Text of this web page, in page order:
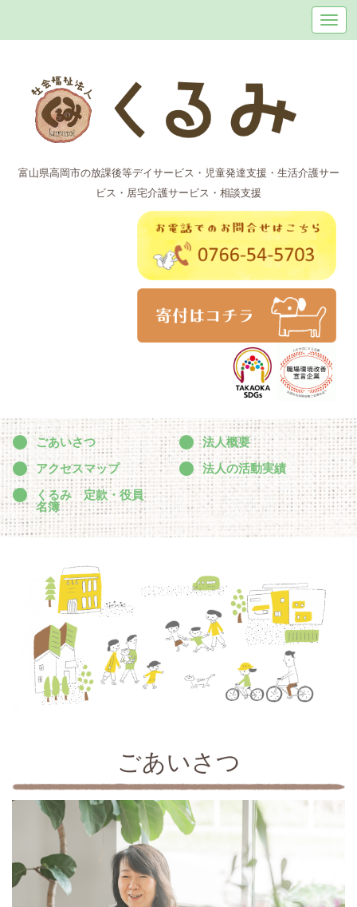
富山県高岡市の放課後等デイサービス・児童発達支援・生活介護サー
ビス・居宅介護サービス・相談支援
ごあいさつ
法人概要
アクセスマップ
法人の活動実績
くるみ 定款・役員
名簿
ごあいさつ